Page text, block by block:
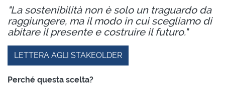
"La sostenibilità non è solo un traguardo da
raggiungere, ma il modo in cui scegliamo di
abitare il presente e costruire il futuro."
LETTERA AGLI STAKEOLDER
Perché questa scelta?